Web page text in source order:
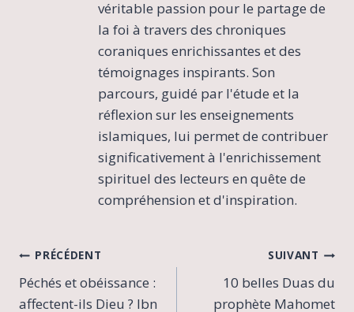
véritable passion pour le partage de
la foi à travers des chroniques
coraniques enrichissantes et des
témoignages inspirants. Son
parcours, guidé par l'étude et la
réflexion sur les enseignements
islamiques, lui permet de contribuer
significativement à l'enrichissement
spirituel des lecteurs en quête de
compréhension et d'inspiration.
Navigation
de
PRÉCÉDENT
Péchés et obéissance :
affectent-ils Dieu ? Ibn
SUIVANT
10 belles Duas du
prophète Mahomet